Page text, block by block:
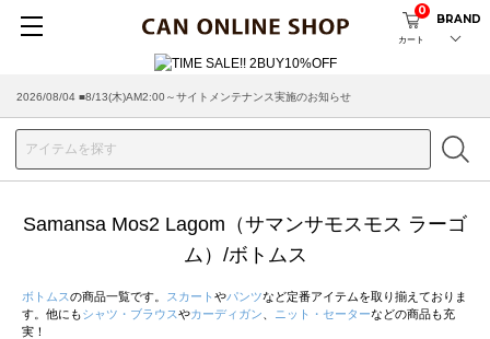
カート
0
BRAND
2026/08/04 ■8/13(木)AM2:00～サイトメンテナンス実施のお知らせ
2026/07/29 ■【お知らせ】ヤマト運輸の配送遅延・停止について
Samansa Mos2 Lagom（サマンサモスモス ラーゴ
ム）/ボトムス
ボトムスの商品一覧です。 スカート やパンツなど定番アイテムを取り揃えておりま
す。他にもシャツ・ブラウスやカーディガン ニット・セーターなどの商品も充
実！